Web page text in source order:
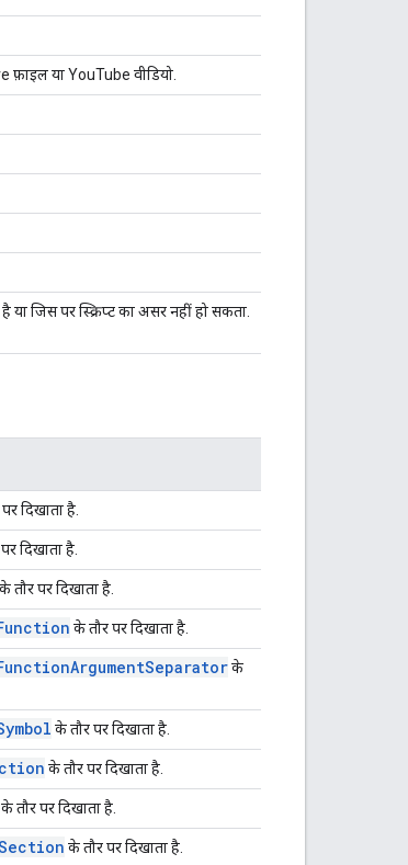
या YouTube वीडियो.
या जिस पर स्क्रिप्ट का असर नहीं हो सकता.
दिखाता है.
दिखाता है.
के तौर पर दिखाता है.
के तौर पर दिखाता है.
ArgumentSeparatorके
के तौर पर दिखाता है.
के तौर पर दिखाता है.
के तौर पर दिखाता है.
के तौर पर दिखाता है.